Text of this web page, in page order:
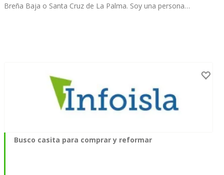
Breña Baja o Santa Cruz de La Palma. Soy una persona…
Busco casita para comprar y reformar